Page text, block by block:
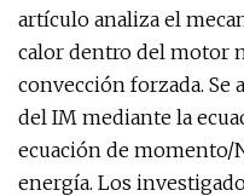
artículo analiza el
calor dentro del motor
convección forzada. Se
del IM mediante la
ecuación de momento/
energía. Los